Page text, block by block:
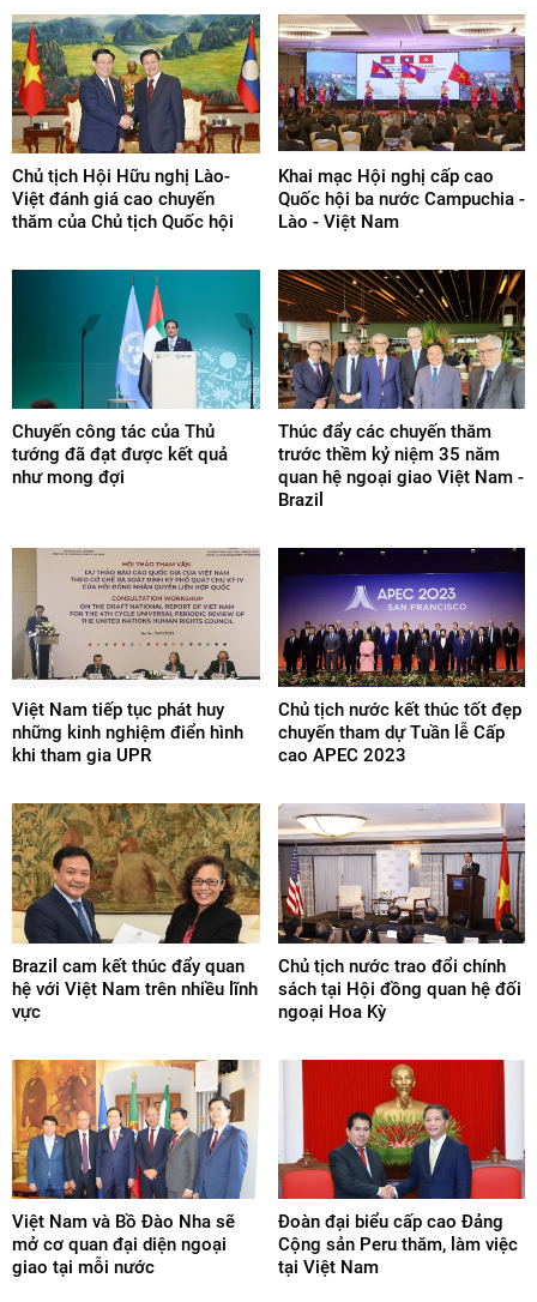
Chủ tịch Hội Hữu nghị Lào-
Việt đánh giá cao chuyến
thăm của Chủ tịch Quốc hội
Khai mạc Hội nghị cấp cao
Quốc hội ba nước Campuchia -
Lào - Việt Nam
Chuyến công tác của Thủ
tướng đã đạt được kết quả
như mong đợi
Thúc đẩy các chuyến thăm
trước thềm kỷ niệm 35 năm
quan hệ ngoại giao Việt Nam -
Brazil
Việt Nam tiếp tục phát huy
những kinh nghiệm điển hình
khi tham gia UPR
Chủ tịch nước kết thúc tốt đẹp
chuyến tham dự Tuần lễ Cấp
cao APEC 2023
Brazil cam kết thúc đẩy quan
hệ với Việt Nam trên nhiều lĩnh
vực
Chủ tịch nước trao đổi chính
sách tại Hội đồng quan hệ đối
ngoại Hoa Kỳ
Việt Nam và Bồ Đào Nha sẽ
mở cơ quan đại diện ngoại
giao tại mỗi nước
Đoàn đại biểu cấp cao Đảng
Cộng sản Peru thăm, làm việc
tại Việt Nam